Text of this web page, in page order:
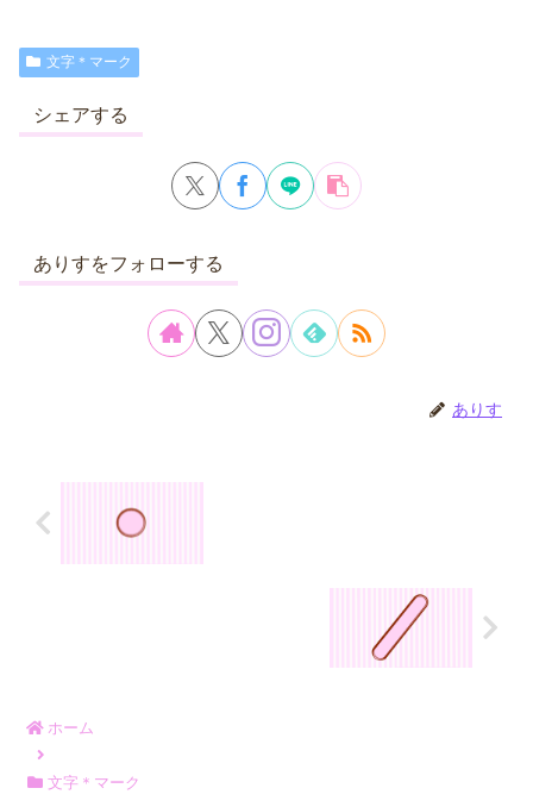
文字＊マーク
シェアする
ありすをフォローする
ありす
ホーム
文字＊マーク